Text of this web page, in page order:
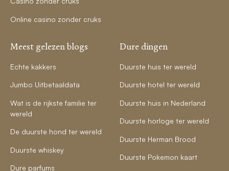
Online casino zonder cruks
Meest gelezen blogs
Echte kakkers
Jumbo Uitbetaaldata
Wat is de rijkste familie ter
wereld
De duurste hond ter wereld
Duurste whiskey
Dure parfums
Dure dingen
Duurste huis ter wereld
Duurste hotel ter wereld
Duurste huis in Nederland
Duurste horloge ter wereld
Duurste Herman Brood
Duurste Pokemon kaart